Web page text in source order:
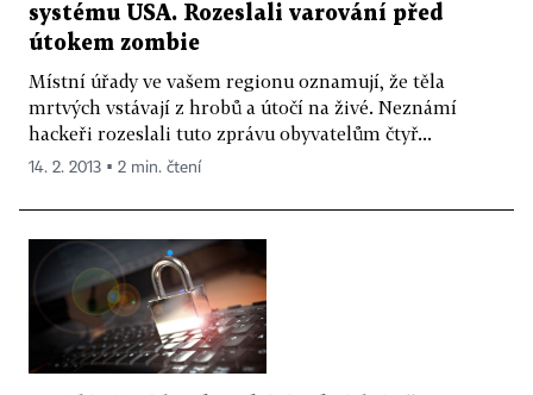
systému USA. Rozeslali varování před
útokem zombie
Místní úřady ve vašem regionu oznamují, že těla
mrtvých vstávají z hrobů a útočí na živé. Neznámí
hackeři rozeslali tuto zprávu obyvatelům čtyř...
14. 2. 2013 ▪ 2 min. čtení